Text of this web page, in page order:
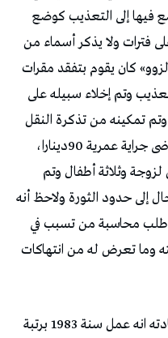
لمدة 20 يوما خضع فيها إلى التعذيب كوضع
فترات ولا يذكر أسماء من
كان يقوم بتفقد مقرات
وتم إخلاء سبيله على
وتم تمكينه من تذكرة النقل
إلى مسقط رأسه بجندوبة وبقي يتقاضى جراية عمرية 90دينارا،
وثلاثة أطفال وتم
إلى حدود الثورة ولاحظ أنه
مقرر جبر الضرر 74 % وطلب محاسبة من تسبب في
وما تعرض له من انتهاكات
وأما الشاذلي الخميري فذكر في شهادته انه عمل سنة 1983 برتبة